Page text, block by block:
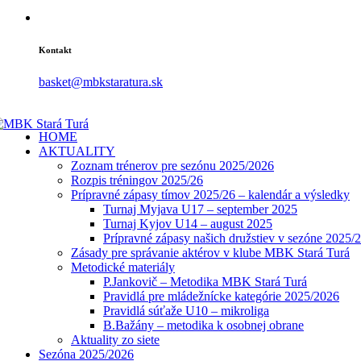
Kontakt
basket@mbkstaratura.sk
HOME
AKTUALITY
Zoznam trénerov pre sezónu 2025/2026
Rozpis tréningov 2025/26
Prípravné zápasy tímov 2025/26 – kalendár a výsledky
Turnaj Myjava U17 – september 2025
Turnaj Kyjov U14 – august 2025
Prípravné zápasy našich družstiev v sezóne 2025/
Zásady pre správanie aktérov v klube MBK Stará Turá
Metodické materiály
P.Jankovič – Metodika MBK Stará Turá
Pravidlá pre mládežnícke kategórie 2025/2026
Pravidlá súťaže U10 – mikroliga
B.Bažány – metodika k osobnej obrane
Aktuality zo siete
Sezóna 2025/2026